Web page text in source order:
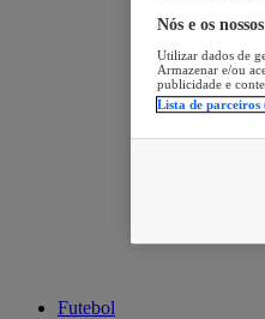
Futebol
Nós e os
Utilizar dados de
Armazenar e/ou
publicidade e
Lista de parceiros